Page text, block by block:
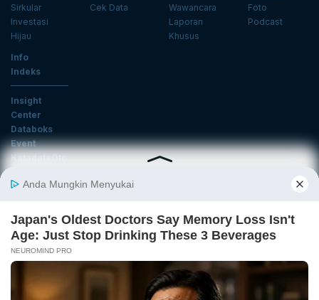
Sirkular
Investasi
Hijau
Cek Data
Wawancara
Laporan
Khusus
Foto
Podcast
Info
Indeks
Insight
Center
Databoks
Event
KatadataOto
Email
Daftar